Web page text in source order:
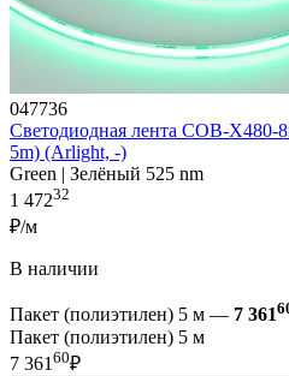
047736
Светодиодная лента COB-X480-
5m) (Arlight, -)
Green | Зелёный 525 nm
1 47232
₽/м
В наличии
Пакет (полиэтилен) 5 м — 7 361
Пакет (полиэтилен) 5 м
7 361 60₽